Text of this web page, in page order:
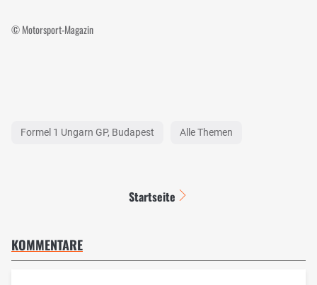
© Motorsport-Magazin
Formel 1 Ungarn GP, Budapest Alle Themen
Startseite
KOMMENTARE